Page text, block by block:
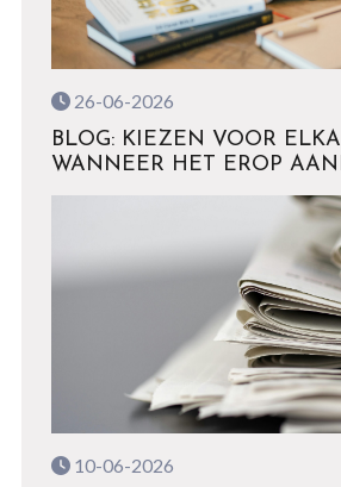
26-06-2026
BLOG: KIEZEN VOOR
WANNEER HET EROP
10-06-2026